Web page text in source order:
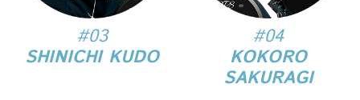
#03
SHINICHI KUDO
#04
KOKORO
SAKURAGI